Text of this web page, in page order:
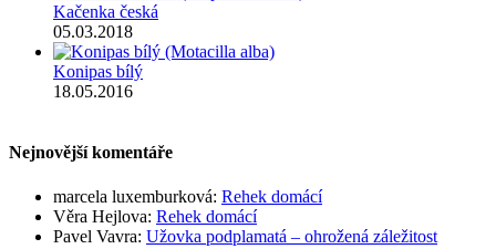
Kačenka česká
05.03.2018
Konipas bílý
18.05.2016
Nejnovější komentáře
marcela luxemburková: Rehek domácí
Věra Hejlova: Rehek domácí
Pavel Vavra: Užovka podplamatá – ohrožená záležitost